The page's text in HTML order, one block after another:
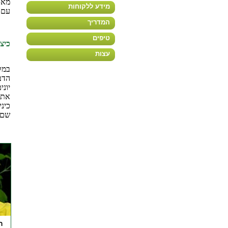
מידע ללקוחות
המדריך
טיפים
עצות
עם
שם